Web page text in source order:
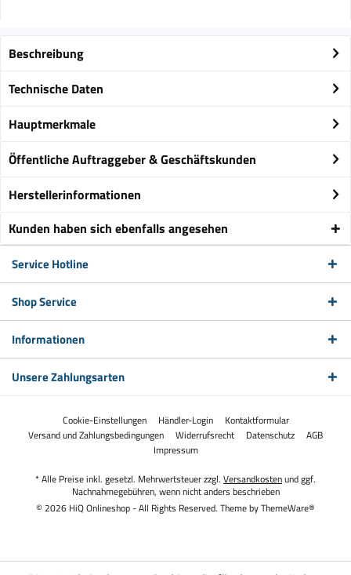
Beschreibung
Technische Daten
Hauptmerkmale
Öffentliche Auftraggeber & Geschäftskunden
Herstellerinformationen
Kunden haben sich ebenfalls angesehen
Service Hotline
Shop Service
Informationen
Unsere Zahlungsarten
Cookie-Einstellungen Händler-Login
Kontaktformular
Versand und Zahlungsbedingungen
Widerrufsrecht Datenschutz
AGB
Impressum
* Alle Preise inkl. gesetzl. Mehrwertsteuer zzgl. Versandkostenund ggf.
Nachnahmegebühren, wenn nicht anders beschrieben
© 2026 HiQ Onlineshop - All Rights Reserved. Theme byThemeWare®